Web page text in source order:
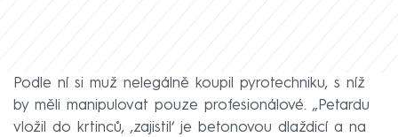
Podle ní si muž nelegálně koupil pyrotechniku, s níž
by měli manipulovat pouze profesionálové. „Petardu
vložil do krtinců, ‚zajistil‘ je betonovou dlaždicí a na